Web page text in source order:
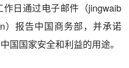
日通过电子邮件（jingwaib
）报告中国商务部，并承诺
国国家安全和利益的用途。